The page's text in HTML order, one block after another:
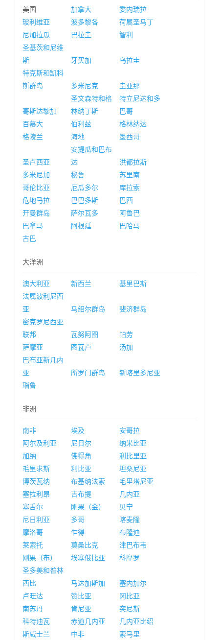
美国 加拿大
委内瑞拉
玻利维亚
波多黎各
荷属圣马丁
尼加拉瓜
巴拉圭
智利
圣基茨和尼维
斯
牙买加
乌拉圭
特克斯和凯科
斯群岛
多米尼克 圭亚那
哥斯达黎加
圣文森特和格
林纳丁斯
特立尼达和多
巴哥
百慕大
伯利兹
格林纳达
格陵兰
海地 墨西哥
圣卢西亚
安提瓜和巴布
达
洪都拉斯
多米尼加
秘鲁
苏里南
哥伦比亚
厄瓜多尔
库拉索
危地马拉
巴巴多斯
巴西
开曼群岛
萨尔瓦多
阿鲁巴
巴拿马
阿根廷
巴哈马
古巴
大洋洲
澳大利亚 新西兰
基里巴斯
法属波利尼西
亚
马绍尔群岛
斐济群岛
密克罗尼西亚
联邦
瓦努阿图
帕劳
萨摩亚
图瓦卢
汤加
巴布亚新几内
亚
所罗门群岛
新喀里多尼亚
瑙鲁
非洲
南非 埃及
安哥拉
阿尔及利亚
尼日尔
纳米比亚
加纳
佛得角
利比里亚
毛里求斯
利比亚
坦桑尼亚
博茨瓦纳
布基纳法索
毛里塔尼亚
塞拉利昂
吉布提
几内亚
塞舌尔
刚果（金）
贝宁
尼日利亚
多哥
喀麦隆
摩洛哥
乍得
布隆迪
莱索托
莫桑比克
津巴布韦
刚果（布）
埃塞俄比亚
科摩罗
圣多美和普林
西比
马达加斯加
塞内加尔
卢旺达
赞比亚
冈比亚
南苏丹
肯尼亚
突尼斯
科特迪瓦
赤道几内亚
几内亚比绍
斯威士兰
中非 索马里